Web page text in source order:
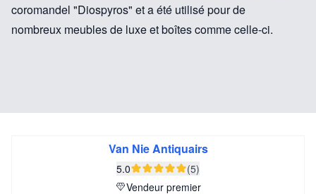
coromandel "Diospyros" et a été utilisé pour de
nombreux meubles de luxe et boîtes comme celle-ci.
Van Nie Antiquairs
5.0
(5)
Vendeur premier